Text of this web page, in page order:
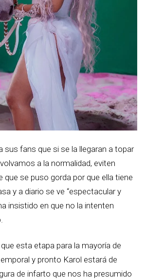
sus fans que si se la llegaran a topar
a la normalidad, eviten
se puso gorda por que ella tiene
y a diario se ve “espectacular y
insistido en que no la intenten
esta etapa para la mayoría de
y pronto Karol estará de
de infarto que nos ha presumido